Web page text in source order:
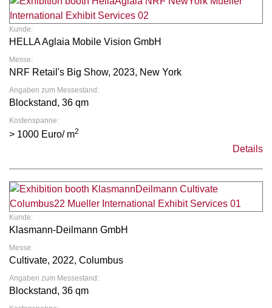
Kunde:
HELLA Aglaia Mobile Vision GmbH
Messe:
NRF Retail's Big Show, 2023, New York
Angaben zum Messestand:
Blockstand, 36 qm
Kostenspanne:
> 1000 Euro/ m2
Details
Kunde:
Klasmann-Deilmann GmbH
Messe:
Cultivate, 2022, Columbus
Angaben zum Messestand:
Blockstand, 36 qm